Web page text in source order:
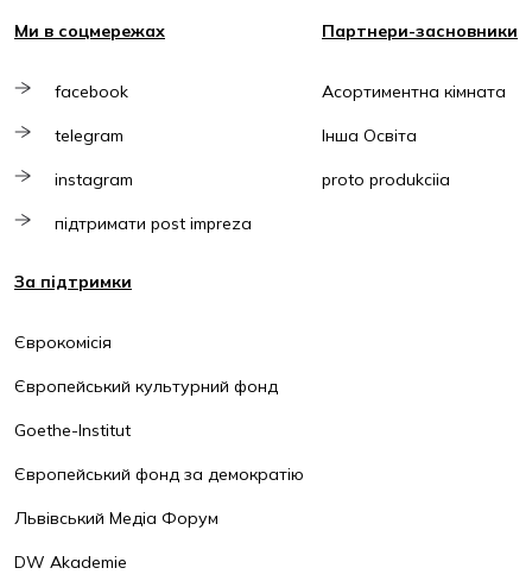
Ми в соцмережах
facebook
telegram
instagram
підтримати post impreza
Партнери-засновники
Асортиментна кімната
Інша Освіта
proto produkciia
За підтримки
Єврокомісія
Європейський культурний фонд
Goethe-Institut
Європейський фонд за демократію
Львівський Медіа Форум
DW Akademie